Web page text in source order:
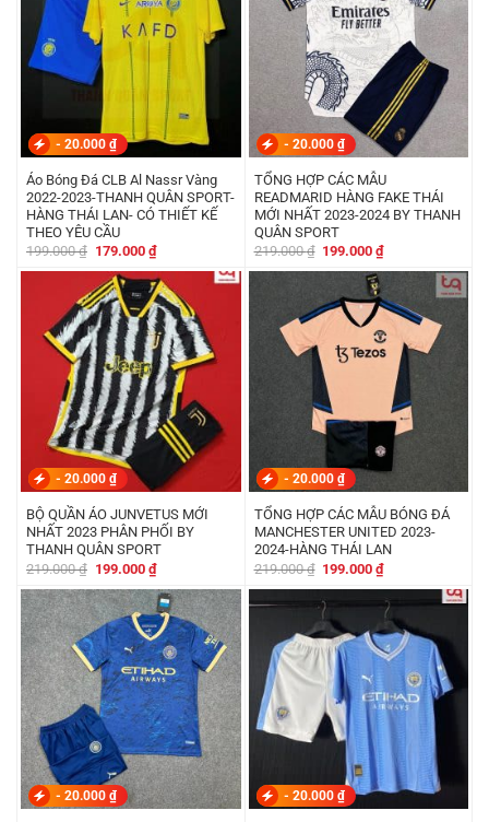
- 20.000 ₫
Áo Bóng Đá CLB Al Nassr Vàng
2022-2023-THANH QUÂN SPORT-
HÀNG THÁI LAN- CÓ THIẾT KẾ
THEO YÊU CẦU
199.000₫ Giá
là:
199.000 ₫.
179.000 ₫Giá
hiện
tại
là:
179.000 ₫.
- 20.000 ₫
TỔNG HỢP CÁC MẪU
READMARID HÀNG FAKE THÁI
MỚI NHẤT 2023-2024 BY THANH
QUÂN SPORT
219.000₫ Giá
là:
219.000 ₫.
199.000₫Giá
tại
199.000 ₫.
- 20.000 ₫
BỘ QUẦN ÁO JUNVETUS MỚI
NHẤT 2023 PHÂN PHỐI BY
THANH QUÂN SPORT
219.000₫ Giá
là:
219.000 ₫.
199.000 ₫Giá
hiện
tại
là:
199.000 ₫.
- 20.000 ₫
TỔNG HỢP CÁC MẪU BÓNG ĐÁ
MANCHESTER UNITED 2023-
2024-HÀNG THÁI LAN
219.000₫ Giá
là:
219.000 ₫.
199.000₫Giá
tại
là:
199.000 ₫.
- 20.000 ₫ - 20.000 ₫